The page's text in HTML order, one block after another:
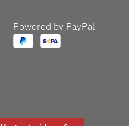
Powered by PayPal